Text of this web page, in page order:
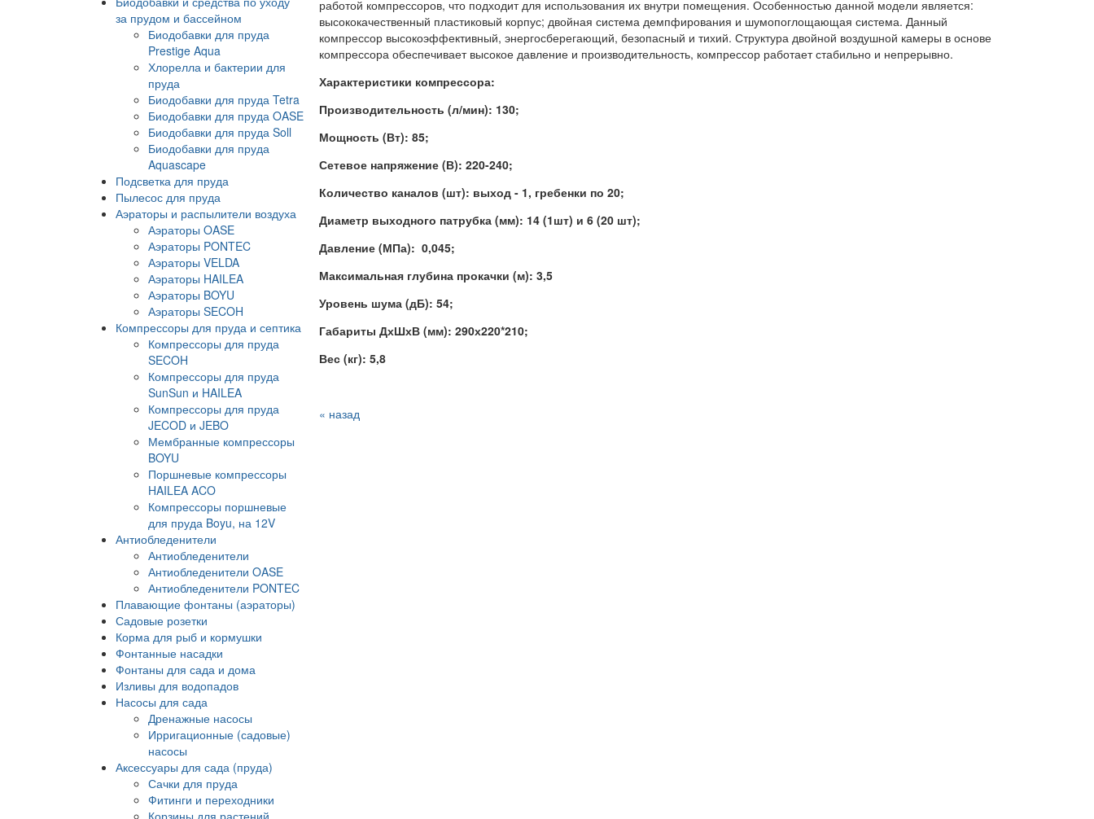
за прудом и бассейном
Биодобавки для пруда
Prestige Aqua
Хлорелла и бактерии для
пруда
Биодобавки для пруда Tetra
Биодобавки для пруда OASE
Биодобавки для пруда Soll
Биодобавки для пруда
Aquascape
Подсветка для пруда
Пылесос для пруда
Аэраторы и распылители воздуха
Аэраторы OASE
Аэраторы PONTEC
Аэраторы VELDA
Аэраторы HAILEA
Аэраторы BOYU
Аэраторы SECOH
Компрессоры для пруда и септика
Компрессоры для пруда
SECOH
Компрессоры для пруда
SunSun и HAILEA
Компрессоры для пруда
JECOD и JEBO
Мембранные компрессоры
BOYU
Поршневые компрессоры
HAILEA ACO
Компрессоры поршневые
для пруда Boyu, на 12V
Антиобледенители
Антиобледенители
Антиобледенители OASE
Антиобледенители PONTEC
Плавающие фонтаны (аэраторы)
Садовые розетки
Корма для рыб и кормушки
Фонтанные насадки
Фонтаны для сада и дома
Изливы для водопадов
Насосы для сада
Дренажные насосы
Ирригационные (садовые)
насосы
Аксессуары для сада (пруда)
Сачки для пруда
Фитинги и переходники
Корзины для растений
работой компрессоров, что подходит для использования их внутри помещения. Особенностью данной модели является:
высококачественный пластиковый корпус; двойная система демпфирования и шумопоглощающая система. Данный
компрессор высокоэффективный, энергосберегающий, безопасный и тихий. Структура двойной воздушной камеры в основе
компрессора обеспечивает высокое давление и производительность, компрессор работает стабильно и непрерывно.
Характеристики компрессора:
Производительность (л/мин): 130;
Мощность (Вт): 85;
Сетевое напряжение (В): 220-240;
Количество каналов (шт): выход - 1, гребенки по 20;
Диаметр выходного патрубка (мм): 14 (1шт) и 6 (20 шт);
Давление (МПа): 0,045;
Максимальная глубина прокачки (м): 3,5
Уровень шума (дБ): 54;
Габариты ДхШхВ (мм): 290х220*210;
Вес (кг): 5,8
« назад